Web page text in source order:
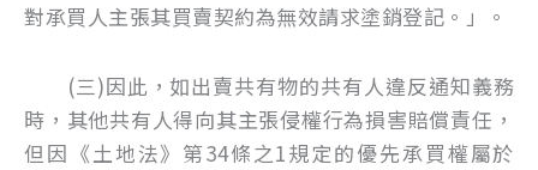
對承買人主張其買賣契約為無效請求塗銷登記。」。
(三)因此，如出賣共有物的共有人違反通知義務
時，其他共有人得向其主張侵權行為損害賠償責任，
但因《土地法》第34條之1規定的優先承買權屬於